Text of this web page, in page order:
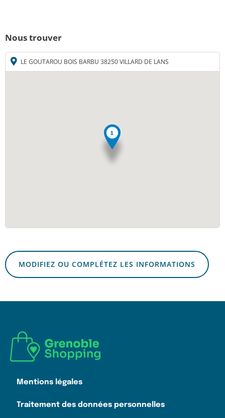
Nous trouver
LE GOUTAROU BOIS BARBU 38250 VILLARD DE LANS
MODIFIEZ OU COMPLÉTEZ LES INFORMATIONS
Mentions légales
Traitement des données personnelles